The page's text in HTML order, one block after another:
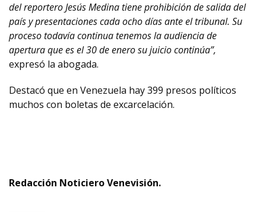
del reportero Jesús Medina tiene prohibición de salida del
país y presentaciones cada ocho días ante el tribunal. Su
proceso todavía continua tenemos la audiencia de
apertura que es el 30 de enero su juicio continúa”,
expresó la abogada.
Destacó que en Venezuela hay 399 presos políticos
muchos con boletas de excarcelación.
Redacción Noticiero Venevisión.